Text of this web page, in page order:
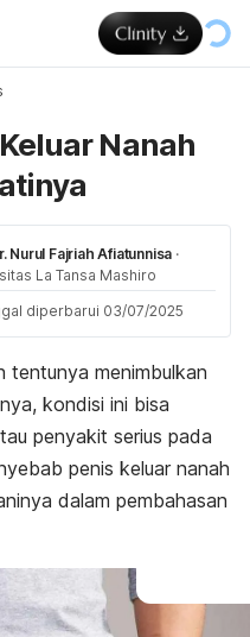
Nanah
Nurul Fajriah Afiatunnisa ·
La Tansa Mashiro
diperbarui 03/07/2025
tentunya menimbulkan
kondisi ini bisa
penyakit serius pada
penis keluar nanah
dalam pembahasan